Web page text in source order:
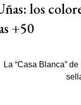
los
+50